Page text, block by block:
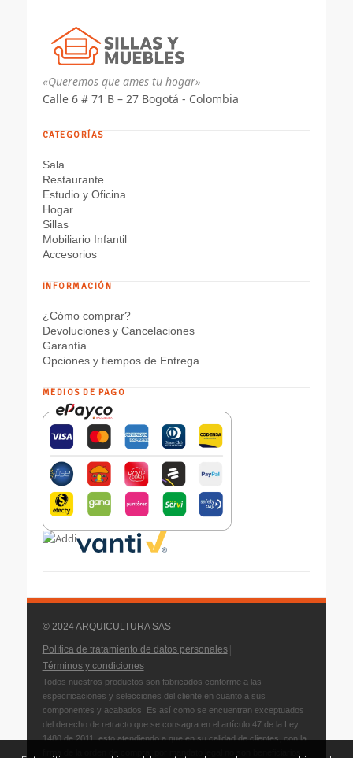
«Queremos que ames tu hogar»
Calle 6 # 71 B – 27 Bogotá - Colombia
CATEGORÍAS
Sala
Restaurante
Estudio y Oficina
Hogar
Sillas
Mobiliario Infantil
Accesorios
INFORMACIÓN
¿Cómo comprar?
Devoluciones y Cancelaciones
Garantía
Opciones y tiempos de Entrega
MEDIOS DE PAGO
© 2024 ARQUICULTURA SAS
Política de tratamiento de datos personales|
Términos y condiciones
Todos nuestros productos son fabricados conforme a las
especificaciones y selecciones del cliente en cuanto a sus
componentes y acabados. Es así como se encuentran exceptuados
del derecho de retracto que se consagra en el artículo 47 de la Ley
1480 de 2011, esto atendiendo a que en su calidad de clientes, con la